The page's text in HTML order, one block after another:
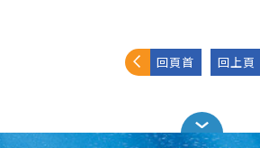
回頁首 回上頁